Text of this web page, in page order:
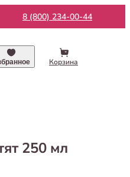
8 (800) 234-00-44
Корзина
250 мл